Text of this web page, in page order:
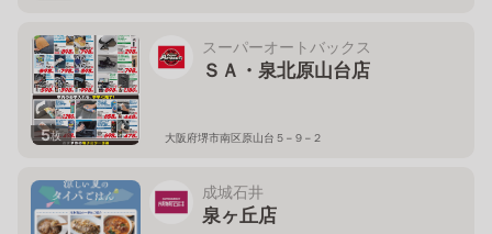
5枚
スーパーオートバックス
ＳＡ・泉北原山台店
大阪府堺市南区原山台５−９−２
成城石井
泉ヶ丘店